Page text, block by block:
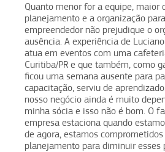
Quanto menor for a equipe, maior
planejamento e a organização
empreendedor não prejudique o
ausência. A experiência de
atua em eventos com uma
Curitiba/PR e que também, como
ficou uma semana ausente para
capacitação, serviu de
nosso negócio ainda é muito
minha sócia e isso não é bom. O
empresa estaciona quando
de agora, estamos
planejamento para diminuir esses